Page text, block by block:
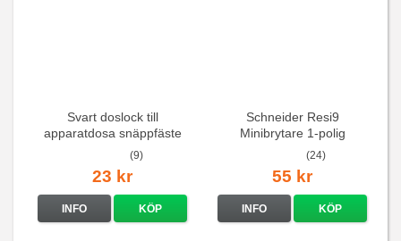
Svart doslock till
apparatdosa snäppfäste
(9)
23 kr
INFO KÖP
Schneider Resi9
Minibrytare 1-polig
(24)
55 kr
INFO KÖP